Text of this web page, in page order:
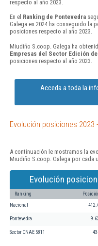
respecto al año 2023.
En el Ranking de Pontevedra
Galega en 2024 ha conseguido la
posiciones respecto al año 2023.
Miudiño S.coop. Galega ha
Empresas del Sector Edición
posiciones respecto al año 2023.
Acceda a toda la
Evolución posiciones 2023
A continuación le mostramos la
Miudiño S.coop. Galega por cada
Evolución
Ranking
Nacional
Pontevedra
Sector CNAE 5811